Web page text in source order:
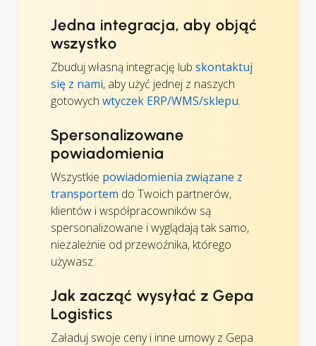
Jedna integracja, aby objąć
wszystko
Zbuduj własną integrację lub skontaktuj
się z nami, aby użyć jednej z naszych
gotowych wtyczek ERP/WMS/sklepu.
Spersonalizowane
powiadomienia
Wszystkie powiadomienia związane z
transportem do Twoich partnerów,
klientów i współpracowników są
spersonalizowane i wyglądają tak samo,
niezależnie od przewoźnika, którego
używasz.
Jak zacząć wysyłać z Gepa
Logistics
Załaduj swoje ceny i inne umowy z Gepa